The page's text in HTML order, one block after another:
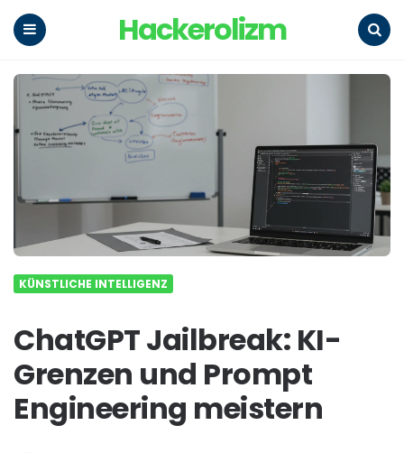
Hackerolizm
KÜNSTLICHE INTELLIGENZ
ChatGPT Jailbreak: KI-
Grenzen und Prompt
Engineering meistern